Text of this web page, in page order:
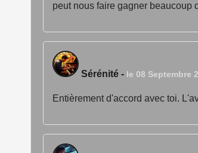
peut nous faire gagner beaucoup
Sérénité - le 08 Septembre
Entièrement d'accord avec toi.